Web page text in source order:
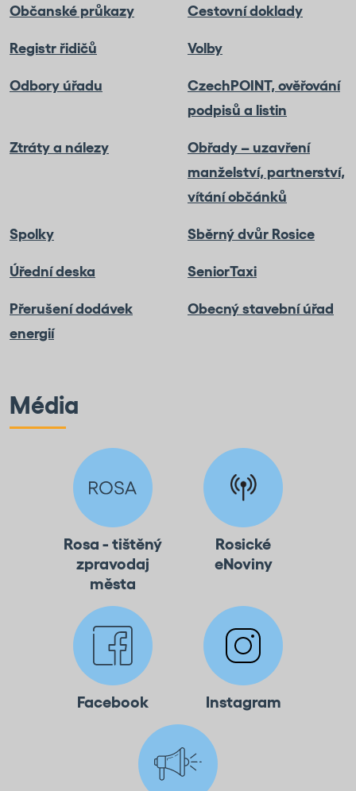
Občanské průkazy Cestovní doklady
Registr řidičů Volby
Odbory úřadu
CzechPOINT, ověřování
podpisů a listin
Ztráty a nálezy
Obřady – uzavření
manželství, partnerství,
vítání občánků
Spolky Sběrný dvůr Rosice
Úřední deska SeniorTaxi
Přerušení dodávek
energií
Obecný stavební úřad
Média
Rosa - tištěný
zpravodaj
města
Rosické
eNoviny
Facebook Instagram